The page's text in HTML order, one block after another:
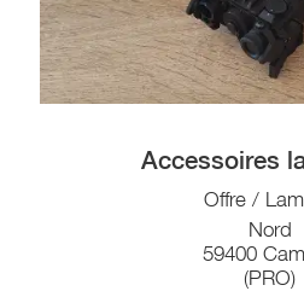
Accessoires
Offre /
Nord
59400
(PRO)